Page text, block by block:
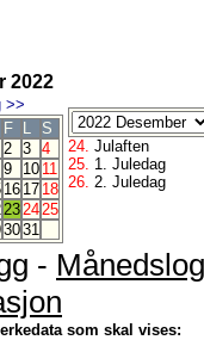
2022
>>
F L
S
2 3 4
9 10 11
16 17 18
232425
3031
24. Julaften
25. 1. Juledag
26. 2. Juledag
-
som skal vises: